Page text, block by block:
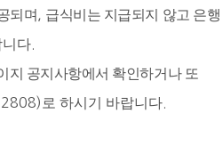
되며 급식비는 지급되지 않고 은행
니다
지 공지사항에서 확인하거나 또
2808) 로 하시기 바랍니다